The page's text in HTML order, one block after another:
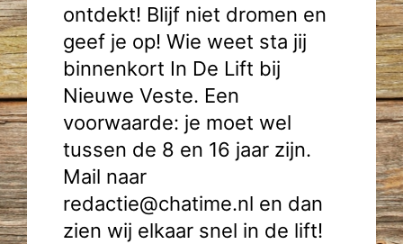
ontdekt! Blijf niet dromen en
geef je op! Wie weet sta jij
binnenkort In De Lift bij
Nieuwe Veste. Een
voorwaarde: je moet wel
tussen de 8 en 16 jaar zijn.
Mail naar
redactie@chatime.nl en dan
zien wij elkaar snel in de lift!